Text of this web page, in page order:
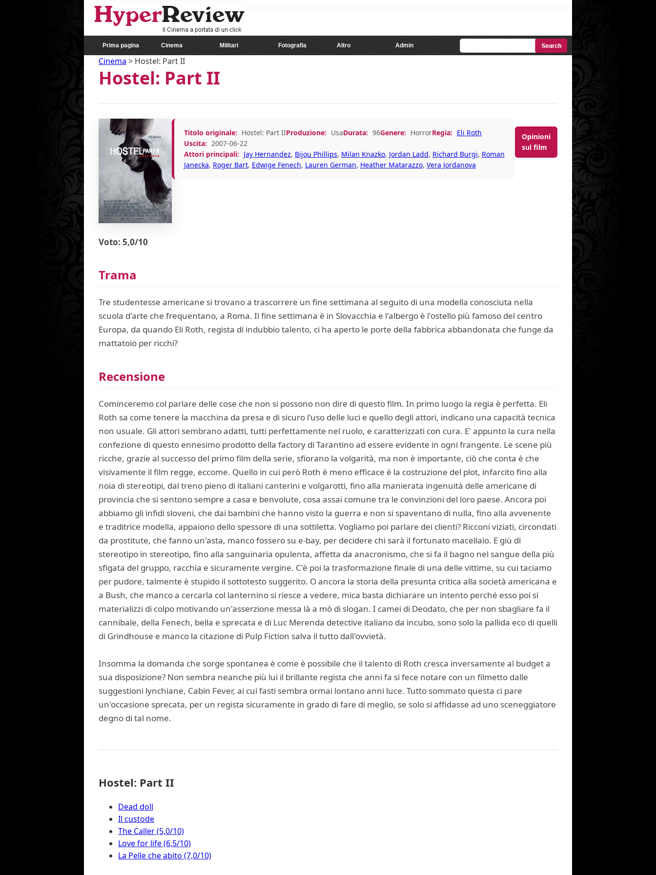
Prima pagina Cinema Militari Fotografia Altro Admin
Cinema > Hostel: Part II
Hostel: Part II
Titolo originale: Hostel: Part IIProduzione: UsaDurata: 96Genere: HorrorRegia: Eli Roth
Uscita: 2007-06-22
Attori principali: Jay Hernandez, Bijou Phillips, Milan Knazko, Jordan Ladd, Richard Burgi, Roman
Janecka, Roger Bart, Edwige Fenech, Lauren German, Heather Matarazzo, Vera Jordanova
Opinioni
sul film
Voto: 5,0/10
Trama
Tre studentesse americane si trovano a trascorrere un fine settimana al seguito di una modella conosciuta nella
scuola d'arte che frequentano, a Roma. Il fine settimana è in Slovacchia e l'albergo è l'ostello più famoso del centro
Europa, da quando Eli Roth, regista di indubbio talento, ci ha aperto le porte della fabbrica abbandonata che funge da
mattatoio per ricchi?
Recensione
Cominceremo col parlare delle cose che non si possono non dire di questo film. In primo luogo la regia è perfetta. Eli
Roth sa come tenere la macchina da presa e di sicuro l'uso delle luci e quello degli attori, indicano una capacità tecnica
non usuale. Gli attori sembrano adatti, tutti perfettamente nel ruolo, e caratterizzati con cura. E' appunto la cura nella
confezione di questo ennesimo prodotto della factory di Tarantino ad essere evidente in ogni frangente. Le scene più
ricche, grazie al successo del primo film della serie, sfiorano la volgarità, ma non è importante, ciò che conta è che
visivamente il film regge, eccome. Quello in cui però Roth è meno efficace è la costruzione del plot, infarcito fino alla
noia di stereotipi, dal treno pieno di italiani canterini e volgarotti, fino alla manierata ingenuità delle americane di
provincia che si sentono sempre a casa e benvolute, cosa assai comune tra le convinzioni del loro paese. Ancora poi
abbiamo gli infidi sloveni, che dai bambini che hanno visto la guerra e non si spaventano di nulla, fino alla avvenente
e traditrice modella, appaiono dello spessore di una sottiletta. Vogliamo poi parlare dei clienti? Ricconi viziati, circondati
da prostitute, che fanno un'asta, manco fossero su e-bay, per decidere chi sarà il fortunato macellaio. E giù di
stereotipo in stereotipo, fino alla sanguinaria opulenta, affetta da anacronismo, che si fa il bagno nel sangue della più
sfigata del gruppo, racchia e sicuramente vergine. C'è poi la trasformazione finale di una delle vittime, su cui taciamo
per pudore, talmente è stupido il sottotesto suggerito. O ancora la storia della presunta critica alla società americana e
a Bush, che manco a cercarla col lanternino si riesce a vedere, mica basta dichiarare un intento perché esso poi si
materializzi di colpo motivando un'asserzione messa là a mò di slogan. I camei di Deodato, che per non sbagliare fa il
cannibale, della Fenech, bella e sprecata e di Luc Merenda detective italiano da incubo, sono solo la pallida eco di quelli
di Grindhouse e manco la citazione di Pulp Fiction salva il tutto dall'ovvietà.
Insomma la domanda che sorge spontanea è come è possibile che il talento di Roth cresca inversamente al budget a
sua disposizione? Non sembra neanche più lui il brillante regista che anni fa si fece notare con un filmetto dalle
suggestioni lynchiane, Cabin Fever, ai cui fasti sembra ormai lontano anni luce. Tutto sommato questa ci pare
un'occasione sprecata, per un regista sicuramente in grado di fare di meglio, se solo si affidasse ad uno sceneggiatore
degno di tal nome.
Hostel: Part II
Dead doll
Il custode
The Caller (5,0/10)
Love for life (6,5/10)
La Pelle che abito (7,0/10)